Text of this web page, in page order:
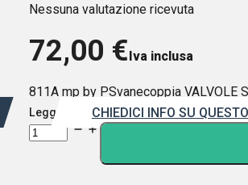
Nessuna valutazione ricevuta
72,00 €Iva inclusa
811A mp by PSvanecoppia VALVOLE
Leggi di più CHIEDICI INFO SU
811A